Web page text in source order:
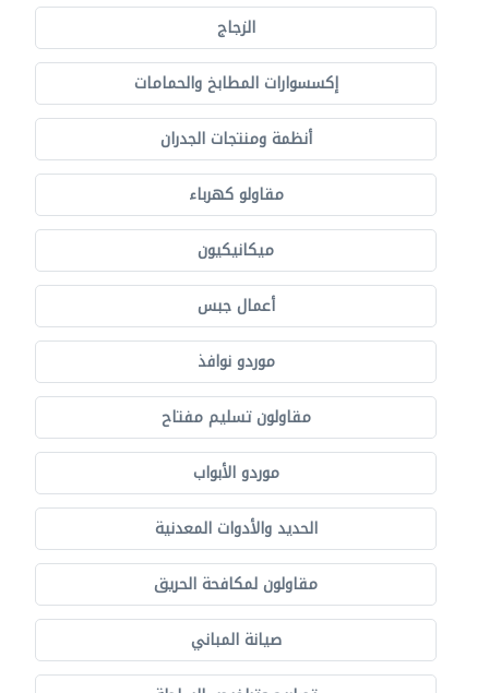
الزجاج
إكسسوارات المطابخ والحمامات
أنظمة ومنتجات الجدران
مقاولو كهرباء
ميكانيكيون
أعمال جبس
موردو نوافذ
مقاولون تسليم مفتاح
موردو الأبواب
الحديد والأدوات المعدنية
مقاولون لمكافحة الحريق
صيانة المباني